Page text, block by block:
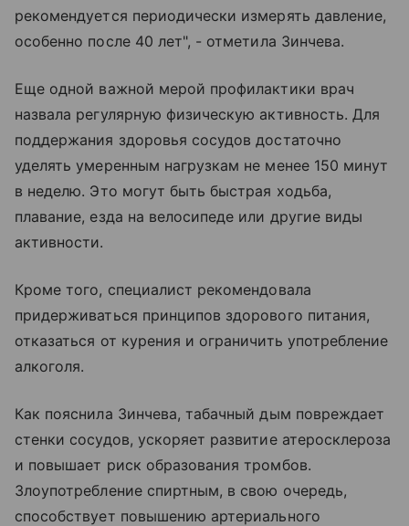
рекомендуется периодически измерять давление,
особенно после 40 лет", - отметила Зинчева.
Еще одной важной мерой профилактики врач
назвала регулярную физическую активность. Для
поддержания здоровья сосудов достаточно
уделять умеренным нагрузкам не менее 150 минут
в неделю. Это могут быть быстрая ходьба,
плавание, езда на велосипеде или другие виды
активности.
Кроме того, специалист рекомендовала
придерживаться принципов здорового питания,
отказаться от курения и ограничить употребление
алкоголя.
Как пояснила Зинчева, табачный дым повреждает
стенки сосудов, ускоряет развитие атеросклероза
и повышает риск образования тромбов.
Злоупотребление спиртным, в свою очередь,
способствует повышению артериального